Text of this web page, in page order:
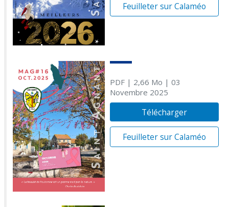
Feuilleter sur Calaméo
PDF| 2,66 Mo | 03
Novembre 2025
Télécharger
Feuilleter sur Calaméo